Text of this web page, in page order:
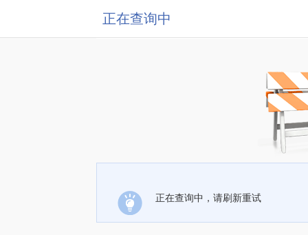
正在查询中
正在查询中，请刷新重试